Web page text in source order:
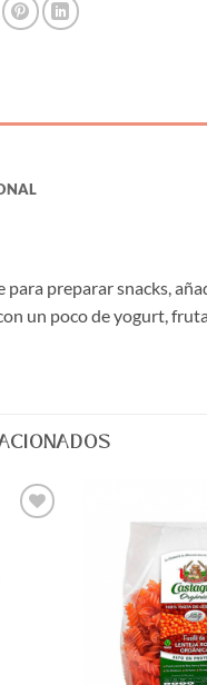
para preparar snacks,
un poco de yogurt,